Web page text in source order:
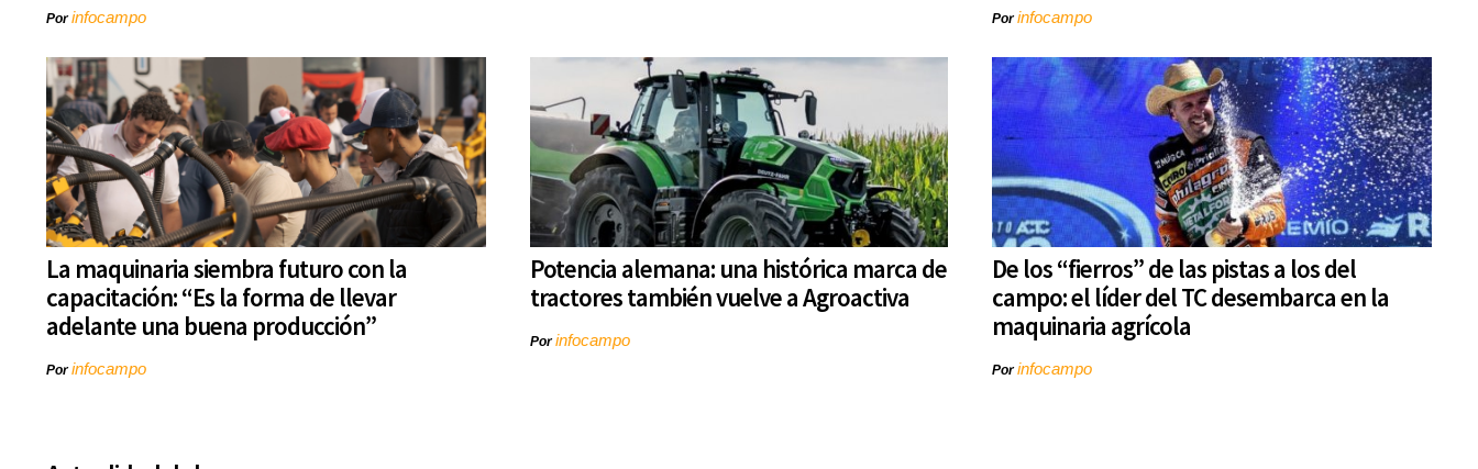
Porinfocampo Porinfocampo
La maquinaria siembra futuro con la
capacitación: “Es la forma de llevar
adelante una buena producción”
Porinfocampo
Potencia alemana: una histórica marca de
tractores también vuelve a Agroactiva
Porinfocampo
De los “fierros” de las pistas a los del
campo: el líder del TC desembarca en la
maquinaria agrícola
Porinfocampo